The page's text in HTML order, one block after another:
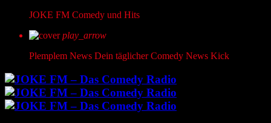
JOKE FM Comedy und Hits
play_arrow
Plemplem News Dein täglicher Comedy News Kick